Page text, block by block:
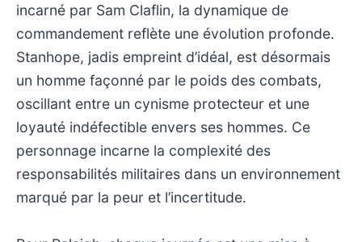
incarné par Sam Claflin, la dynamique de
commandement reflète une évolution profonde.
Stanhope, jadis empreint d’idéal, est désormais
un homme façonné par le poids des combats,
oscillant entre un cynisme protecteur et une
loyauté indéfectible envers ses hommes. Ce
personnage incarne la complexité des
responsabilités militaires dans un environnement
marqué par la peur et l’incertitude.